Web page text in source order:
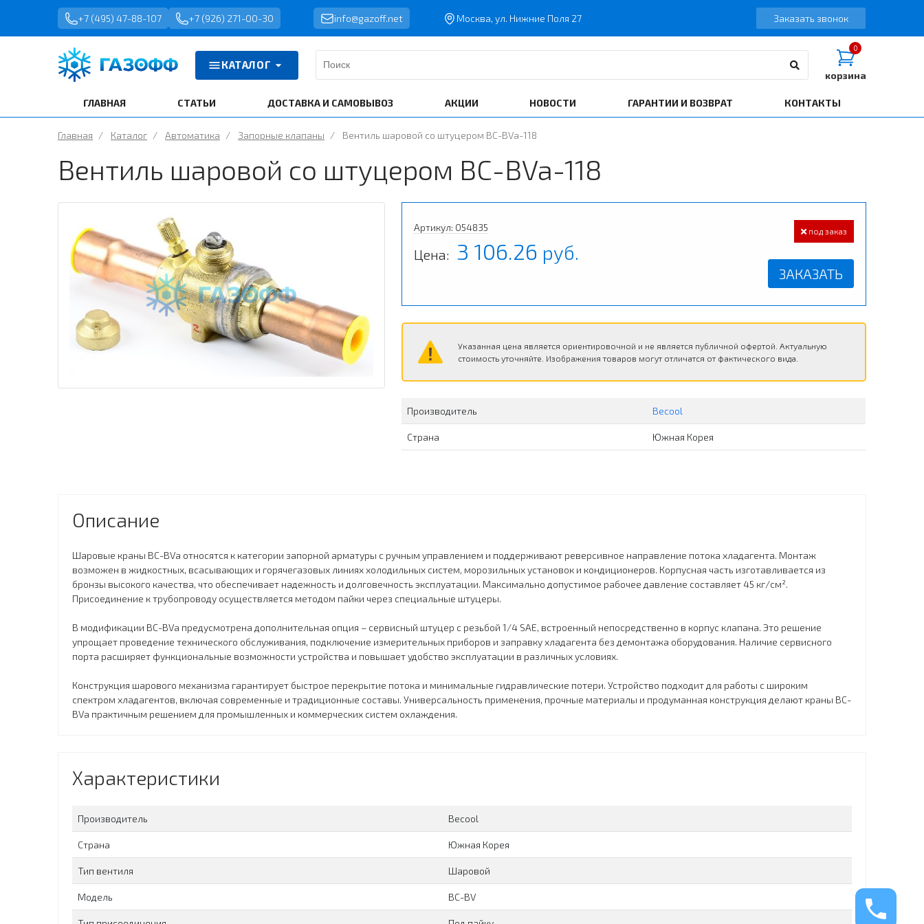
+7 (495) 47-88-107 +7 (926) 271-00-30 info@gazoff.net Москва, ул. Нижние Поля 27 Заказать звонок
КАТАЛОГ
0
корзина
ГЛАВНАЯ СТАТЬИ ДОСТАВКА И САМОВЫВОЗ АКЦИИ НОВОСТИ ГАРАНТИИ И ВОЗВРАТ КОНТАКТЫ
Главная / Каталог / Автоматика / Запорные клапаны / Вентиль шаровой со штуцером BC-BVa-118
Вентиль шаровой со штуцером BC-BVa-118
Артикул: 054835
Цена: 3 106.26 руб.
под заказ
ЗАКАЗАТЬ
Указанная цена является ориентировочной и не является публичной офертой. Актуальную
стоимость уточняйте. Изображения товаров могут отличатся от фактического вида.
Производитель Becool
Страна Южная Корея
Описание
Шаровые краны BC-BVa относятся к категории запорной арматуры с ручным управлением и поддерживают реверсивное направление потока хладагента. Монтаж
возможен в жидкостных, всасывающих и горячегазовых линиях холодильных систем, морозильных установок и кондиционеров. Корпусная часть изготавливается из
бронзы высокого качества, что обеспечивает надежность и долговечность эксплуатации. Максимально допустимое рабочее давление составляет 45 кг/см².
Присоединение к трубопроводу осуществляется методом пайки через специальные штуцеры.
В модификации BC-BVa предусмотрена дополнительная опция – сервисный штуцер с резьбой 1/4 SAE, встроенный непосредственно в корпус клапана. Это решение
упрощает проведение технического обслуживания, подключение измерительных приборов и заправку хладагента без демонтажа оборудования. Наличие сервисного
порта расширяет функциональные возможности устройства и повышает удобство эксплуатации в различных условиях.
Конструкция шарового механизма гарантирует быстрое перекрытие потока и минимальные гидравлические потери. Устройство подходит для работы с широким
спектром хладагентов, включая современные и традиционные составы. Универсальность применения, прочные материалы и продуманная конструкция делают краны BC-
BVa практичным решением для промышленных и коммерческих систем охлаждения.
Характеристики
Производитель Becool
Страна Южная Корея
Тип вентиля Шаровой
Модель BC-BV